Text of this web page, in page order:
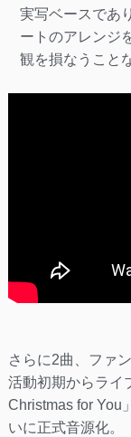
実写ベースであ
ートのアレンジ
観を損なうこと
さらに2曲、ファ
活動初期からライ
Christmas for You
いに正式音源化。